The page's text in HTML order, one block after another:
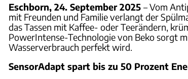
Eschborn, 24. September 2025– Vom
mit Freunden und Familie verlangt der
das Tassen mit Kaffee- oder Teerändern,
PowerIntense-Technologie von Beko sorgt
Wasserverbrauch perfekt wird.
SensorAdapt spart bis zu 50 Prozent